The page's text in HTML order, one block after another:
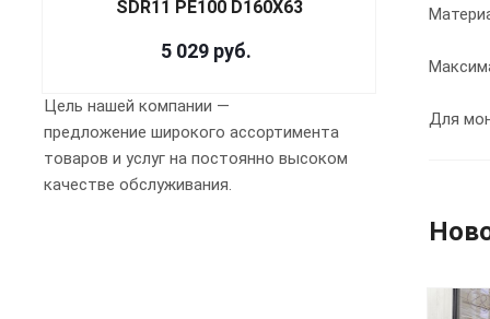
Для
SDR11 PE100 D160X63
5 029 руб.
Цель нашей компании —
предложение широкого ассортимента
товаров и услуг на постоянно высоком
качестве обслуживания.